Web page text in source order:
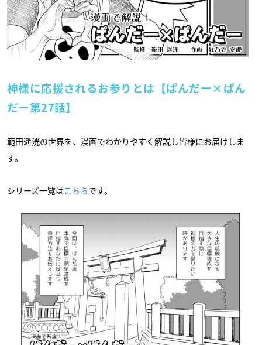
神様に応援されるお参りとは【ぱんだー×ぱん
だー第27話】
範田遥洸の世界を、漫画でわかりやすく解説し皆様にお届けしま
す。
シリーズ一覧はこちらです。